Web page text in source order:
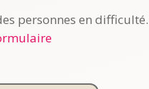
personnes en difficulté.